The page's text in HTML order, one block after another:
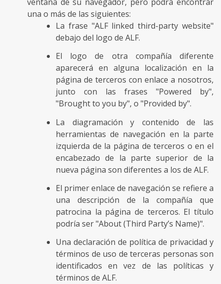
una o más de las siguientes:
La frase "ALF linked third-party website"
debajo del logo de ALF.
El logo de otra compañía diferente
aparecerá en alguna localización en la
página de terceros con enlace a nosotros,
junto con las frases "Powered by",
"Brought to you by", o "Provided by".
La diagramación y contenido de las
herramientas de navegación en la parte
izquierda de la página de terceros o en el
encabezado de la parte superior de la
nueva página son diferentes a los de ALF.
El primer enlace de navegación se refiere a
una descripción de la compañía que
patrocina la página de terceros. El título
podría ser "About (Third Party’s Name)".
Una declaración de política de privacidad y
términos de uso de terceras personas son
identificados en vez de las políticas y
términos de ALF.